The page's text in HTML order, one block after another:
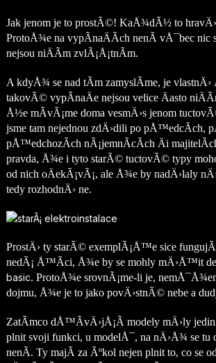
Jak jenom je to prostÃ©! KaÅ¾dÃ½ to
ProtoÅ¾e na vypÃ­naÄÃ­ch nenÃ­ vÅ¯bec
nejsou niÄÃ­m zvlÃ¡Å¡tnÃ­m.
A kdyÅ¾ se nad tÃ­m zamyslÃ­me, je vlastnÄ›
takovÃ© vypÃ­naÄe nejsou velice Äasto
Å½e mÃ­vÃ¡me doma vesmÄ›s jenom
jsme tam nejednou zdÄ›dili po pÅ™edcÃ­ch,
pÅ™edchozÃ­ch nÃ¡jemnÃ­cÃ­ch Äi
pravda, Å¾e i tyto starÃ© tuctovÃ© typy
od nich oÄekÃ¡vÃ¡, ale Å¾e by nadÄ›laly
tedy rozhodnÄ› ne.
ProstÄ› ty starÃ© exemplÃ¡Å™e sice
nedÃ¡ Å™Ã­ci, Å¾e by se mohly mÄ›Å™it
basic. ProtoÅ¾e srovnÃ¡me-li je,
dojmu, Å¾e je to jako povÄ›stnÃ© nebe a
ZatÃ­mco dÅ™Ã­vÄ›jÅ¡Ã­ modely mÄ›ly
plnit svoji funkci, u modelÅ¯, na nÄ›Å¾ se tu
nenÃ­. Ty majÃ­ za Ãºkol nejen plnit to, co se